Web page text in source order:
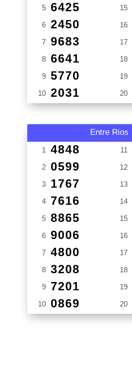
5 6425
6 2450
7 9683
8 6641
9 5770
10 2031
15
16
17
18
19
20
Entre Rios
1 4848
2 0599
3 1767
4 7616
5 8865
6 9006
7 4800
8 3208
9 7201
10 0869
11
12
13
14
15
16
17
18
19
20